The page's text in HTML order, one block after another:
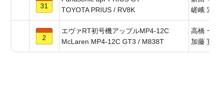
31
TOYOTA PRIUS / RV8K
嵯峨 宏
2
エヴァRT初号機アップルMP4-12C
McLaren MP4-12C GT3 / M838T
高橋 一
加藤 寛